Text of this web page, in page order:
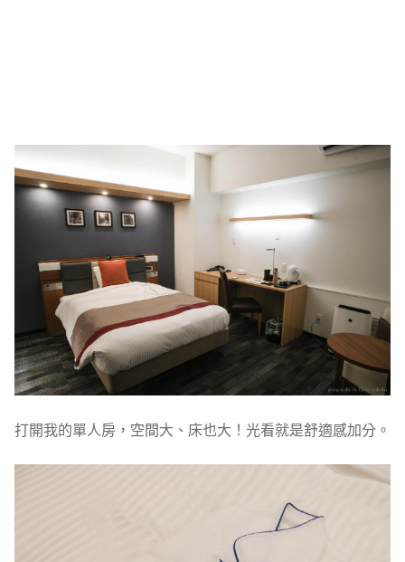
打開我的單人房，空間大、床也大！光看就是舒適感加分。